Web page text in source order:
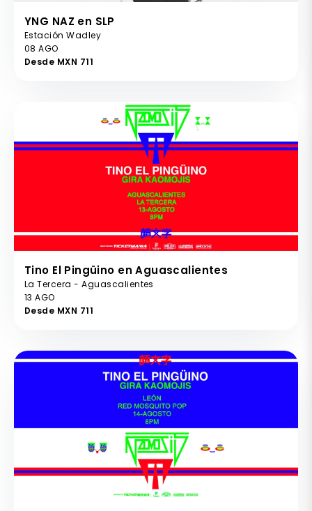
YNG NAZ en SLP
Estación Wadley
08 AGO
Desde MXN 711
Tino El Pingüino en Aguascalientes
La Tercera - Aguascalientes
13 AGO
Desde MXN 711